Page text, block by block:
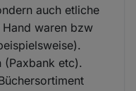
auch etliche
waren bzw
(Paxbank etc).